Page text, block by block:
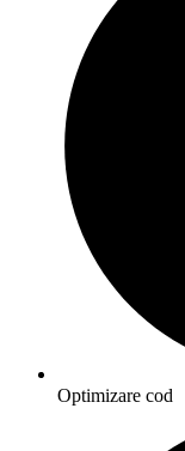
Optimizare cod